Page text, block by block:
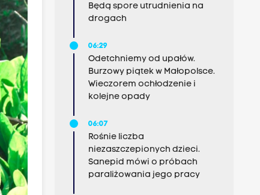
Będą spore utrudnienia na
drogach
06:29
Odetchniemy od upałów.
Burzowy piątek w Małopolsce.
Wieczorem ochłodzenie i
kolejne opady
06:07
Rośnie liczba
niezaszczepionych dzieci.
Sanepid mówi o próbach
paraliżowania jego pracy